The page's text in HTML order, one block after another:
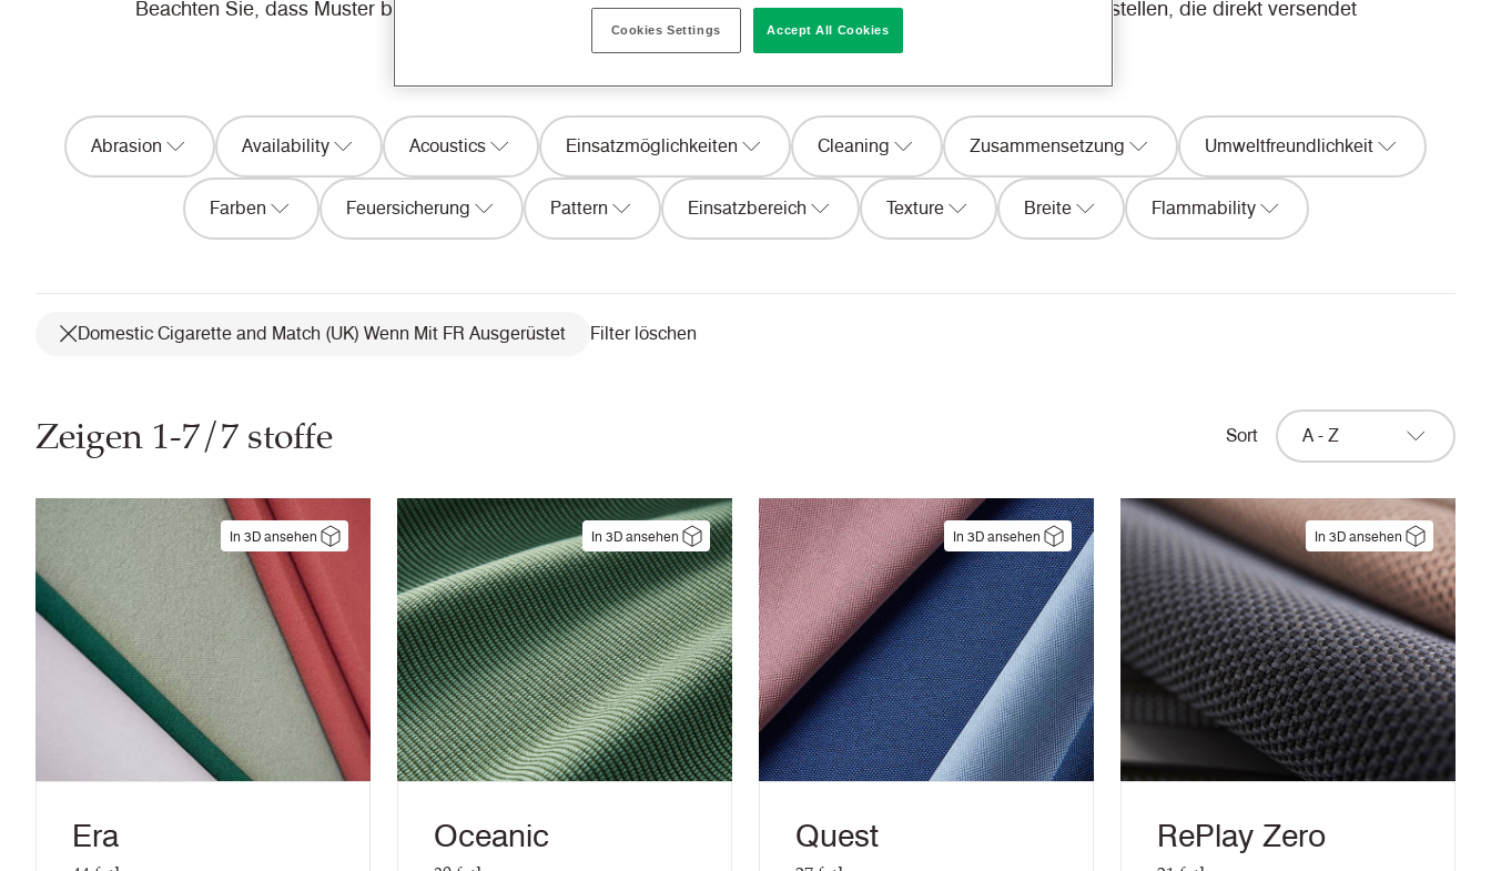
Beachten Sie, dass Muster bei uns GRATIS sind. Sie können Camira Produkte auch über unsere Webseite bestellen, die direkt versendet
werden können.
Abrasion Availability Acoustics Einsatzmöglichkeiten Cleaning Zusammensetzung Umweltfreundlichkeit
Farben Feuersicherung Pattern Einsatzbereich Texture Breite Flammability
Domestic Cigarette and Match (UK) Wenn Mit FR Ausgerüstet Filter löschen
Zeigen 1-7/7 stoffe Sort A - Z
In 3D ansehen
Era
In 3D ansehen
Oceanic
In 3D ansehen
Quest
In 3D ansehen
RePlay Zero
Cookies Settings Accept All Cookies